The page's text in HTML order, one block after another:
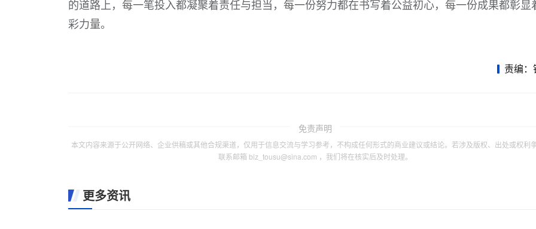
的道路上，每一笔投入都凝聚着责任与担当，每一份努力都在书写着公益初心，每一份成果都彰显
彩力量。
责编：
免责声明
本文内容来源于公开网络、企业供稿或其他合规渠道，仅用于信息交流与学习参考，不构成任何形式的商业建议或结论。若涉及版权、出处或权利
联系邮箱 biz_tousu@sina.com ，我们将在核实后及时处理。
更多资讯